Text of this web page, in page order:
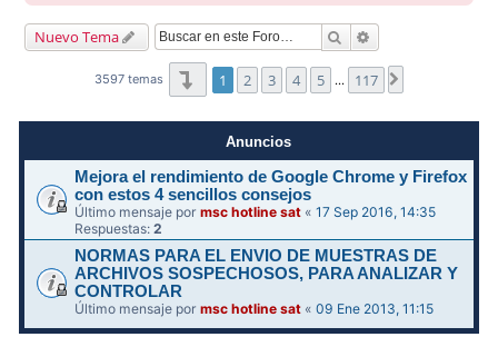
Nuevo Tema Buscar
3597 temas Página1de117
1 2 3 4 5 … 117
Anuncios
Mejora el rendimiento de Google Chrome y Firefox
con estos 4 sencillos consejos
Último mensaje pormsc hotline sat «17 Sep 2016, 14:35
Respuestas:2
NORMAS PARA EL ENVIO DE MUESTRAS DE
ARCHIVOS SOSPECHOSOS, PARA ANALIZAR Y
CONTROLAR
Último mensaje pormsc hotline sat «09 Ene 2013, 11:15